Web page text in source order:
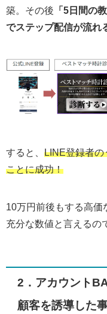
築。その後 「5日間の
でステップ配信が流れ
すると、 LINE登録者の
ことに成功！
10万円前後もする高価
充分な数値と言えるの
2．アカウント
顧客を誘導した